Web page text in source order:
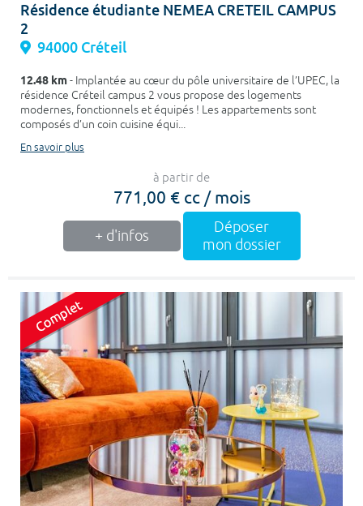
Résidence étudiante NEMEA CRETEIL CAMPUS
2
94000 Créteil
12.48 km- Implantée au cœur du pôle universitaire de l’UPEC, la
résidence Créteil campus 2 vous propose des logements
modernes, fonctionnels et équipés ! Les appartements sont
composés d’un coin cuisine équi...
En savoir plus
à partir de
771,00 € cc / mois
+ d'infos
Déposer
mon dossier